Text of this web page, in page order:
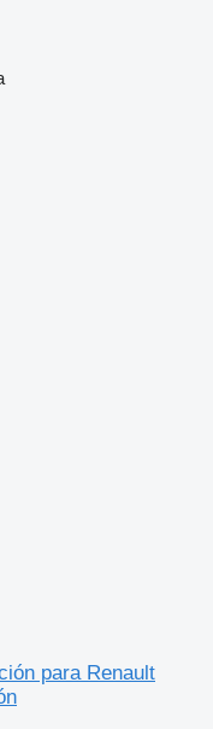
para Renault